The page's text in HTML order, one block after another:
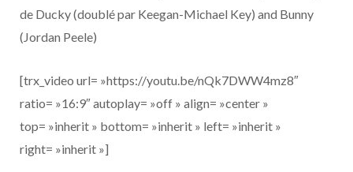
de Ducky (doublé par Keegan-Michael Key) and Bunny
(Jordan Peele)
[trx_video url= »https://youtu.be/nQk7DWW4mz8″
ratio= »16:9″ autoplay= »off » align= »center »
top= »inherit » bottom= »inherit » left= »inherit »
right= »inherit »]